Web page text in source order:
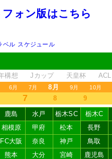
ォン版はこちら
ベル スケジュール
構想 Jカップ 天皇杯 ACL
6月 7月 8月 9月 10月
7 8 9
鹿島 水戸 栃木SC 栃木C
相模原 甲府 松本 長野
FC大阪 奈良 神戸 鳥取
熊本 大分 宮崎 鹿児島